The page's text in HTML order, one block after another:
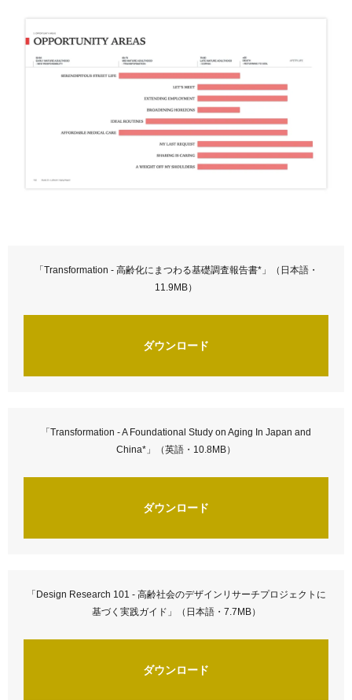
「Transformation - 高齢化にまつわる基礎調査報告書*」（日本語・
11.9MB）
ダウンロード
「Transformation - A Foundational Study on Aging In Japan and
China*」（英語・10.8MB）
ダウンロード
「Design Research 101 - 高齢社会のデザインリサーチプロジェクトに
基づく実践ガイド」（日本語・7.7MB）
ダウンロード